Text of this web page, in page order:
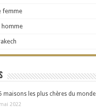
femme
homme
maisons les plus chères du monde
2022